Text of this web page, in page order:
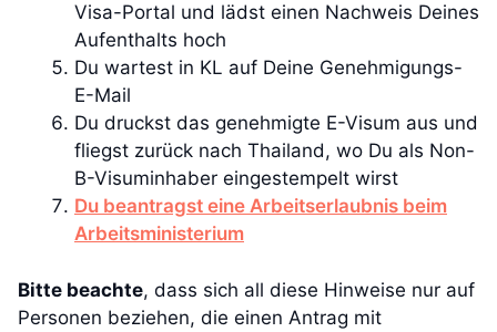
Visa-Portal und lädst einen Nachweis Deines
Aufenthalts hoch
Du wartest in KL auf Deine Genehmigungs-
E-Mail
Du druckst das genehmigte E-Visum aus und
fliegst zurück nach Thailand, wo Du als Non-
B-Visuminhaber eingestempelt wirst
Du beantragst eine Arbeitserlaubnis beim
Arbeitsministerium
Bitte beachte, dass sich all diese Hinweise nur auf
Personen beziehen, die einen Antrag mit